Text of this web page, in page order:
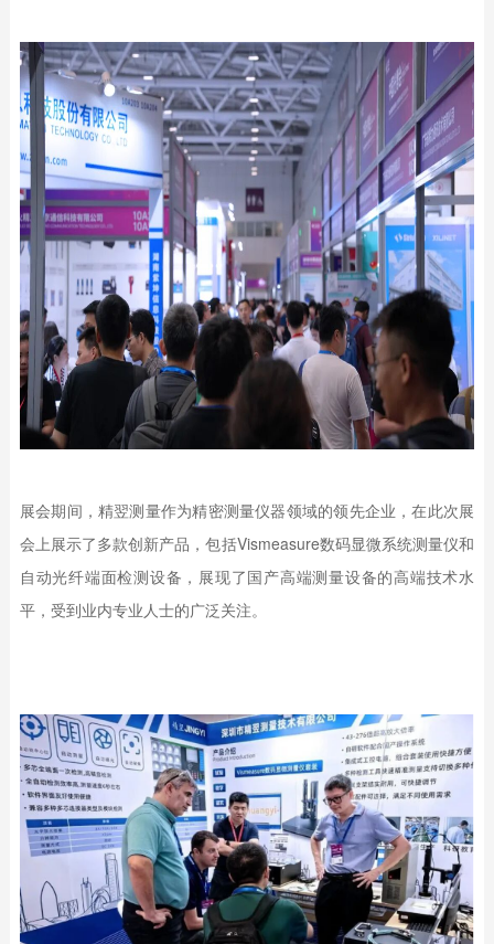
展会期间，精翌测量作为精密测量仪器领域的领先企业，在此次展
会上展示了多款创新产品，包括Vismeasure数码显微系统测量仪和
自动光纤端面检测设备，展现了国产高端测量设备的高端技术水
平，受到业内专业人士的广泛关注。